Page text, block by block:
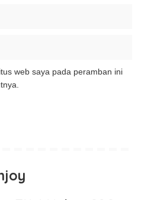
web saya pada peramban ini